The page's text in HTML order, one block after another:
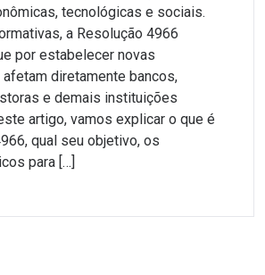
tecnológicas e sociais.
a Resolução 4966
por estabelecer novas
diretamente bancos,
e demais instituições
artigo, vamos explicar o que é
qual seu objetivo, os
para […]